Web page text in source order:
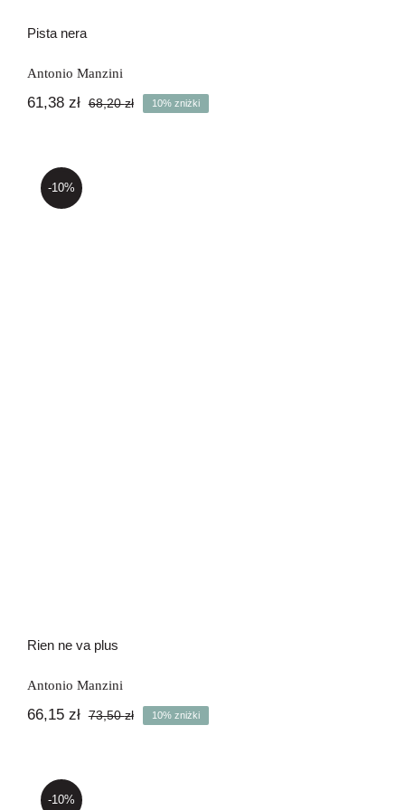
Pista nera
Antonio Manzini
68,20złPierwotna
61,38 zł
Aktualna
10% zniżki
-10%
Rien ne va plus
Antonio Manzini
73,50złPierwotna
66,15 zł
Aktualna
10% zniżki
-10%